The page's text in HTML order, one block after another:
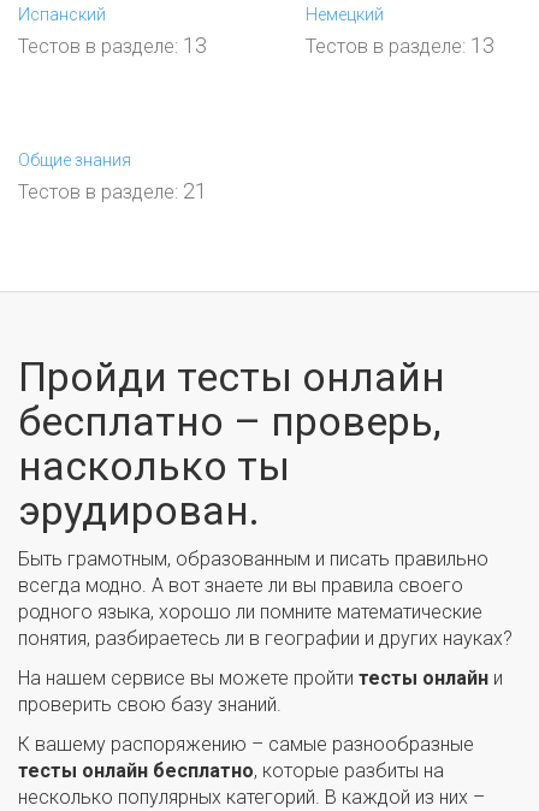
Испанский
Тестов в разделе: 13
Немецкий
Тестов в разделе: 13
Общие знания
Тестов в разделе: 21
Пройди тесты онлайн
бесплатно – проверь,
насколько ты
эрудирован.
Быть грамотным, образованным и писать правильно
всегда модно. А вот знаете ли вы правила своего
родного языка, хорошо ли помните математические
понятия, разбираетесь ли в географии и других науках?
На нашем сервисе вы можете пройти тесты онлайн и
проверить свою базу знаний.
К вашему распоряжению – самые разнообразные
тесты онлайн бесплатно, которые разбиты на
несколько популярных категорий. В каждой из них –